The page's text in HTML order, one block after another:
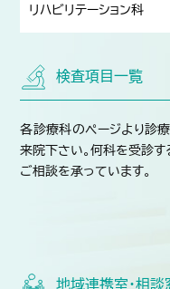
リハビリテーション科
検査項目一覧
各診療科のページより診
来院下さい。何科を受診
ご相談を承っています。
地域連携室・相談